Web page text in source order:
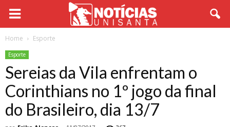
Home Esporte
Esporte
Sereias da Vila enfrentam o
Corinthians no 1º jogo da final
do Brasileiro, dia 13/7